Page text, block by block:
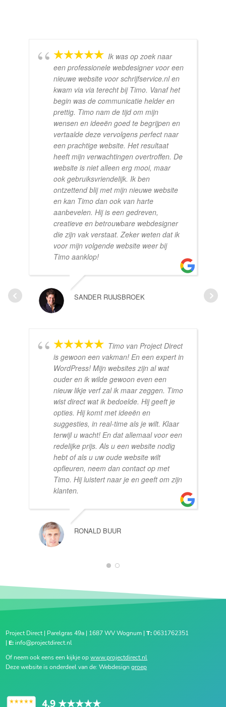
Ik was op zoek naar
een professionele webdesigner voor een
nieuwe website voor schrijfservice.nl en
kwam via via terecht bij Timo. Vanaf het
begin was de communicatie helder en
prettig. Timo nam de tijd om mijn
wensen en ideeën goed te begrijpen en
vertaalde deze vervolgens perfect naar
een prachtige website. Het resultaat
heeft mijn verwachtingen overtroffen. De
website is niet alleen erg mooi, maar
ook gebruiksvriendelijk. Ik ben
ontzettend blij met mijn nieuwe website
en kan Timo dan ook van harte
aanbevelen. Hij is een gedreven,
creatieve en betrouwbare webdesigner
die zijn vak verstaat. Zeker weten dat ik
voor mijn volgende website weer bij
Timo aanklop!
SANDER RUIJSBROEK
Timo van Project Direct
is gewoon een vakman! En een expert in
WordPress! Mijn websites zijn al wat
ouder en ik wilde gewoon even een
nieuw likje verf zal ik maar zeggen. Timo
wist direct wat ik bedoelde. Hij geeft je
opties. Hij komt met ideeën en
suggesties, in real-time als je wilt. Klaar
terwijl u wacht! En dat allemaal voor een
redelijke prijs. Als u een website nodig
hebt of als u uw oude website wilt
opfleuren, neem dan contact op met
Timo. Hij luistert naar je en geeft om zijn
klanten.
RONALD BUUR
1 2
Project Direct | Parelgras 49a | 1687 WV Wognum |T:0631762351
| E: info@projectdirect.nl
Of neem ook eens een kijkje opwww.projectdirect.nl
Deze website is onderdeel van de: Webdesigngroep
4.9 ★★★★★